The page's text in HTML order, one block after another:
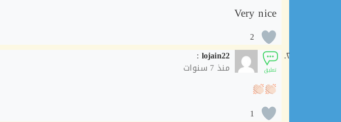
Very nice
2
تعليق
lojain22
:
منذ 7 سنوات
1